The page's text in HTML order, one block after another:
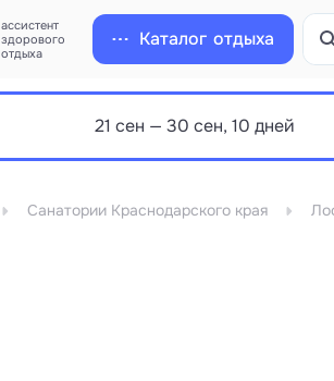
ассистент
здорового
отдыха
Каталог отдыха
Санатории Краснодарского края